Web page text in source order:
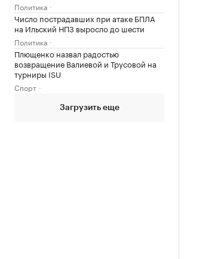
Политика
Число пострадавших при атаке БПЛА
на Ильский НПЗ выросло до шести
Политика
Плющенко назвал радостью
возвращение Валиевой и Трусовой на
турниры ISU
Спорт
Загрузить еще